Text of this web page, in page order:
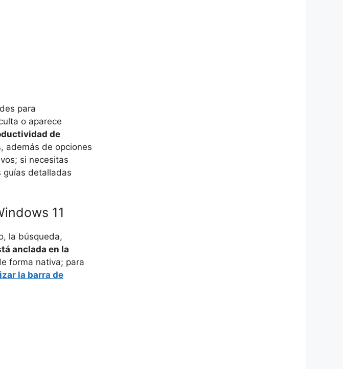
para
o aparece
de
además de opciones
si necesitas
guías detalladas
11
la búsqueda,
anclada en la
forma nativa; para
la barra de